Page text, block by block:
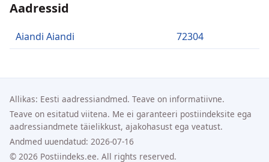
Aadressid
Aiandi Aiandi 72304
Allikas: Eesti aadressiandmed. Teave on informatiivne.
Teave on esitatud viitena. Me ei garanteeri postiindeksite ega
aadressiandmete täielikkust, ajakohasust ega veatust.
Andmed uuendatud: 2026-07-16
© 2026 Postiindeks.ee. All rights reserved.